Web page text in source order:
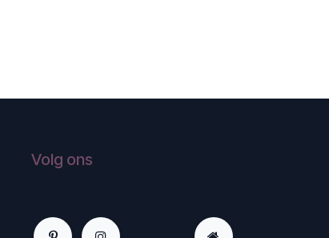
Volg ons